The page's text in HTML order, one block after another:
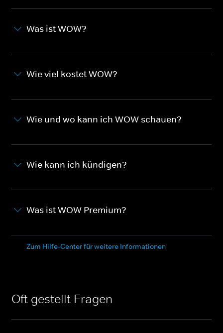
Was ist WOW?
Wie viel kostet WOW?
Wie und wo kann ich WOW schauen?
Wie kann ich kündigen?
Was ist WOW Premium?
Zum Hilfe-Center für weitere Informationen
Oft gestellt Fragen